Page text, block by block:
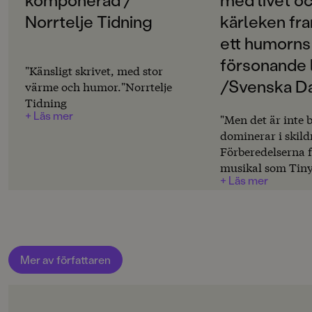
Engelska
SPRÅK
Svenska
CE-MÄRKNING
Nej
Norrtelje Tidning
"Känsligt skrivet, med stor
värme och humor."Norrtelje
Tidning
+ Läs mer
kärleken
ett humorns
försonande
/Svenska
"Men det är inte
dominerar i
Förberedelserna
musikal som
upp får stort
+ Läs mer
Mer av författaren